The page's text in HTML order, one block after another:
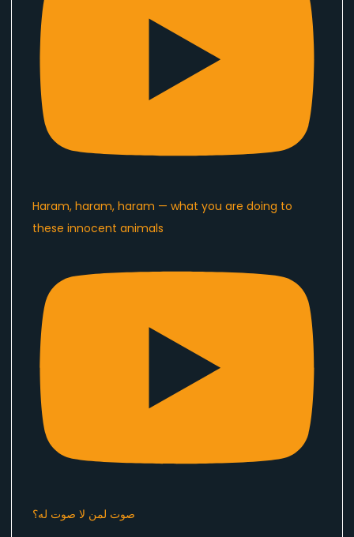
Haram, haram, haram — what you are doing to
these innocent animals
صوت لمن لا صوت له؟